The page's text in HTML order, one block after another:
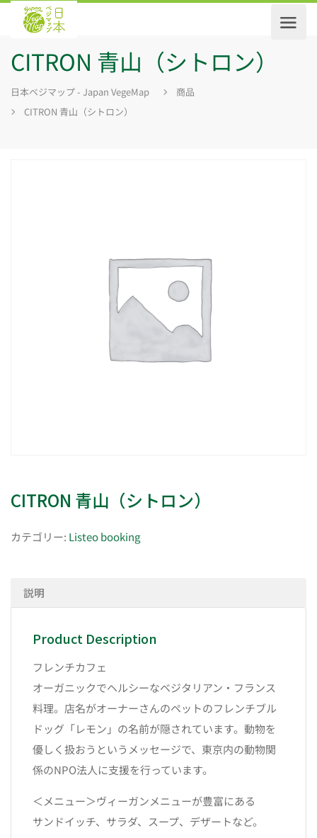
CITRON 青山（シトロン）
日本ベジマップ - Japan VegeMap
商品
CITRON 青山（シトロン）
CITRON 青山（シトロン）
カテゴリー: Listeo booking
説明
Product Description
フレンチカフェ
オーガニックでヘルシーなベジタリアン・フランス
料理。店名がオーナーさんのペットのフレンチブル
ドッグ「レモン」の名前が隠されています。動物を
優しく扱おうというメッセージで、東京内の動物関
係のNPO法人に支援を行っています。
＜メニュー＞ヴィーガンメニューが豊富にある
サンドイッチ、サラダ、スープ、デザートなど。